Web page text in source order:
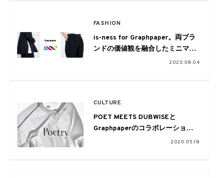
FASHION
is-ness for Graphpaper。両ブラ
ンドの価値観を融合したミニマル
なコラボレートアイテムが登場
2020.08.04
CULTURE
POET MEETS DUBWISEと
Graphpaperのコラボレーション
2020.05.18